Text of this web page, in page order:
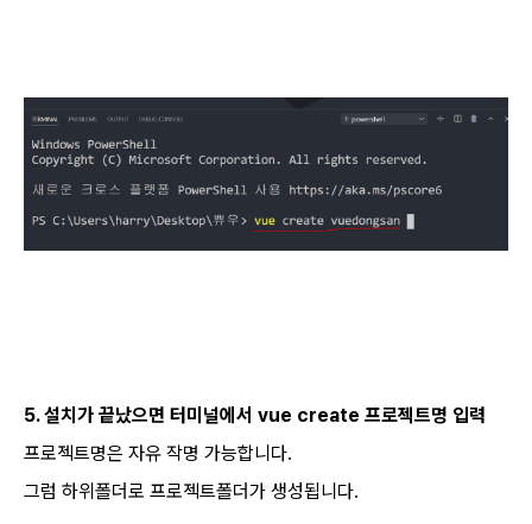
5. 설치가 끝났으면 터미널에서 vue create 프로젝트명 입력
프로젝트명은 자유 작명 가능합니다.
그럼 하위폴더로 프로젝트폴더가 생성됩니다.